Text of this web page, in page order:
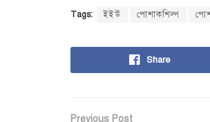
Tags: ইইউ পোশাকশিল্প
Share
Previous Post